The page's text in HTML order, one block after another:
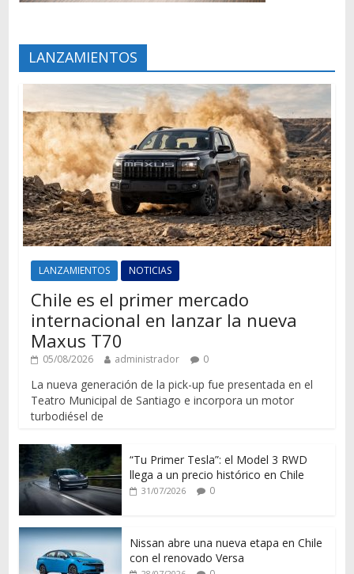
LANZAMIENTOS
LANZAMIENTOS NOTICIAS
Chile es el primer mercado
internacional en lanzar la nueva
Maxus T70
05/08/2026 administrador 0
La nueva generación de la pick-up fue presentada en el
Teatro Municipal de Santiago e incorpora un motor
turbodiésel de
“Tu Primer Tesla”: el Model 3 RWD
llega a un precio histórico en Chile
31/07/2026 0
Nissan abre una nueva etapa en Chile
con el renovado Versa